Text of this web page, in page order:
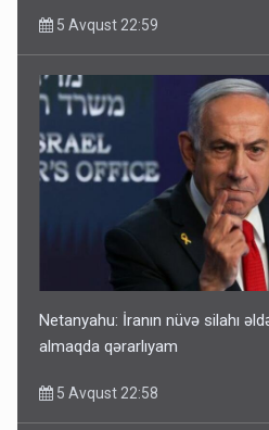
5 Avqust 22:59
Netanyahu: İranın nüvə silahı
almaqda qərarlıyam
5 Avqust 22:58